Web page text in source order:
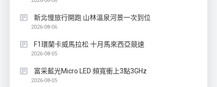
新北慢旅行開跑 山林溫泉河景一次到位
2026-08-06
F1環蘭卡威馬拉松 十月馬來西亞競速
2026-08-05
富采藍光Micro LED 頻寬衝上3點3GHz
2026-08-05